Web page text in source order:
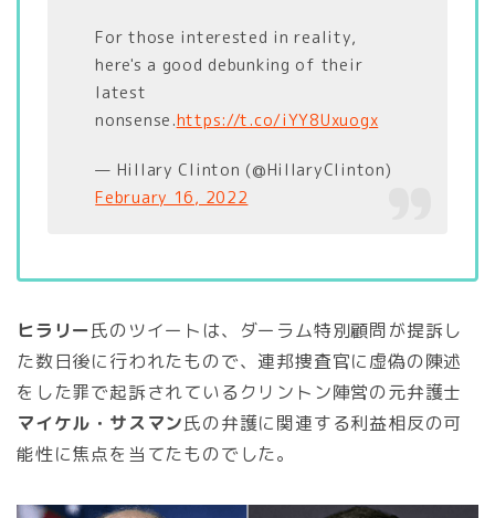
For those interested in reality,
here's a good debunking of their
latest
nonsense.https://t.co/iYY8Uxuogx
— Hillary Clinton (@HillaryClinton)
February 16, 2022
ヒラリー氏のツイートは、ダーラム特別顧問が提訴し
た数日後に行われたもので、連邦捜査官に虚偽の陳述
をした罪で起訴されているクリントン陣営の元弁護士
マイケル・サスマン氏の弁護に関連する利益相反の可
能性に焦点を当てたものでした。